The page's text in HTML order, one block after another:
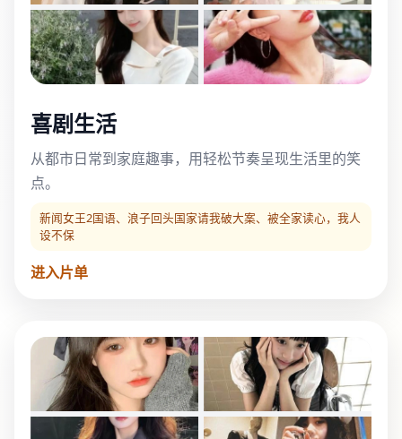
喜剧生活
从都市日常到家庭趣事，用轻松节奏呈现生活里的笑
点。
新闻女王2国语、浪子回头国家请我破大案、被全家读心，我人
设不保
进入片单